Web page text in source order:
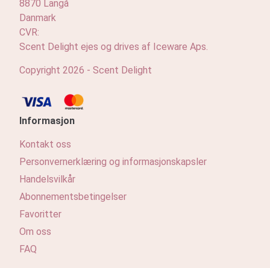
Profil
8870 Langå
Danmark
CVR:
Scent Delight ejes og drives af Iceware Aps.
Copyright 2026 - Scent Delight
Informasjon
Kontakt oss
Personvernerklæring og informasjonskapsler
Handelsvilkår
Abonnementsbetingelser
Favoritter
Om oss
FAQ